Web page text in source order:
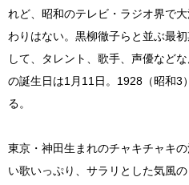
れど、昭和のテレビ・ラジオ界で
わりはない。黒柳徹子らと並ぶ最
して、タレント、歌手、声優など
の誕生日は1月11日。1928（昭和3
る。
東京・神田生まれのチャキチャキ
い歌いっぷり、サラリとした気風